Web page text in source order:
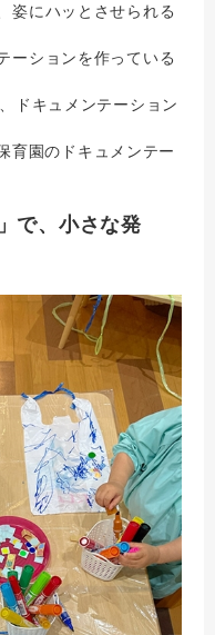
姿にハッとさせられる
ーションを作っている
ドキュメンテーション
育園のドキュメンテー
で、小さな発